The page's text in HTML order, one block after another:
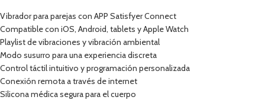
Vibrador para parejas con APP Satisfyer Connect
Compatible con iOS, Android, tablets y Apple Watch
Playlist de vibraciones y vibración ambiental
Modo susurro para una experiencia discreta
Control táctil intuitivo y programación personalizada
Conexión remota a través de internet
Silicona médica segura para el cuerpo